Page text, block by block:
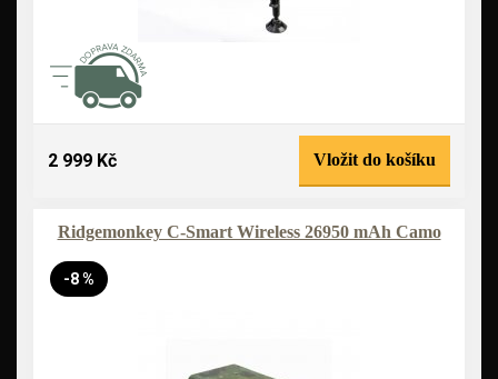
2 999 Kč Vložit do košíku
Ridgemonkey C-Smart Wireless 26950 mAh Camo
-8 %